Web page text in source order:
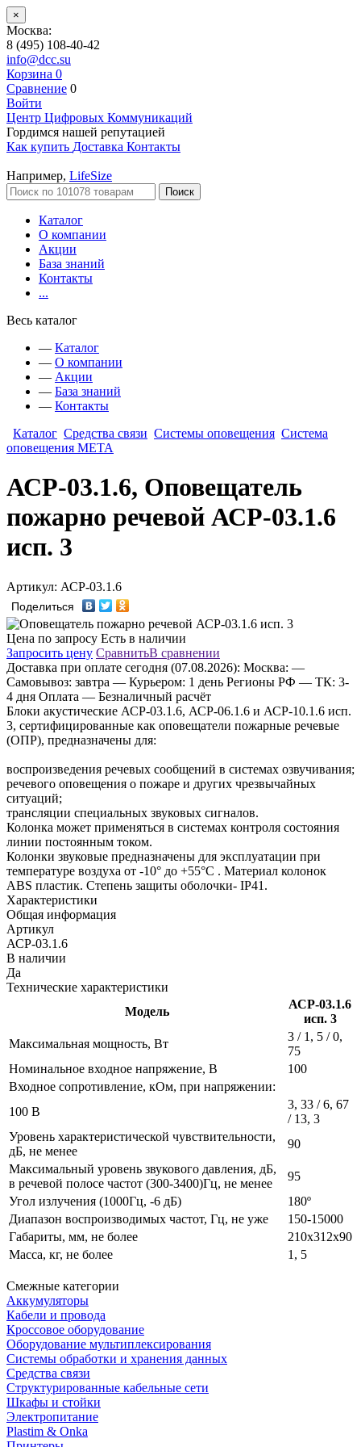
×
Москва:
8 (495) 108-40-42
info@dcc.su
Корзина 0
Сравнение 0
Войти
Центр Цифровых Коммуникаций
Гордимся нашей репутацией
Как купить Доставка Контакты
Например, LifeSize
Поиск
Каталог
О компании
Акции
База знаний
Контакты
...
Весь каталог
— Каталог
— О компании
— Акции
— База знаний
— Контакты
Каталог Средства связи Системы оповещения Система
оповещения МЕТА
АСР-03.1.6, Оповещатель
пожарно речевой АСР-03.1.6
исп. 3
Артикул: АСР-03.1.6
Поделиться
Цена по запросу Есть в наличии
Запросить цену СравнитьВ сравнении
Доставка при оплате сегодня (07.08.2026): Москва: —
Самовывоз: завтра — Курьером: 1 день Регионы РФ — ТК: 3-
4 дня Оплата — Безналичный расчёт
Блоки акустические АСР‑03.1.6, АСР‑06.1.6 и АСР‑10.1.6 исп.
3, сертифицированные как оповещатели пожарные речевые
(ОПР), предназначены для:
воспроизведения речевых сообщений в системах озвучивания;
речевого оповещения о пожаре и других чрезвычайных
ситуаций;
трансляции специальных звуковых сигналов.
Колонка может применяться в системах контроля состояния
линии постоянным током.
Колонки звуковые предназначены для эксплуатации при
температуре воздуха от ‑10° до +55°С . Материал колонок
ABS пластик. Степень защиты оболочки‑ IP41.
Характеристики
Общая информация
Артикул
АСР-03.1.6
В наличии
Да
Технические характеристики
Модель
АСР‑03.1.6
исп. 3
Максимальная мощность, Вт
3 / 1, 5 / 0,
75
Номинальное входное напряжение, В
100
Входное сопротивление, кОм, при напряжении:
100 В
3, 33 / 6, 67
/ 13, 3
Уровень характеристической чувствительности,
дБ, не менее
90
Максимальный уровень звукового давления, дБ,
в речевой полосе частот (300‑3400)Гц, не менее
95
Угол излучения (1000Гц, ‑6 дБ)
180º
Диапазон воспроизводимых частот, Гц, не уже
150‑15000
Габариты, мм, не более
210x312x90
Масса, кг, не более
1, 5
Смежные категории
Аккумуляторы
Кабели и провода
Кроссовое оборудование
Оборудование мультиплексирования
Системы обработки и хранения данных
Средства связи
Структурированные кабельные сети
Шкафы и стойки
Электропитание
Plastim & Onka